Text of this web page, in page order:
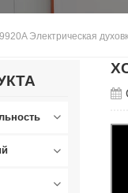
Электрическая